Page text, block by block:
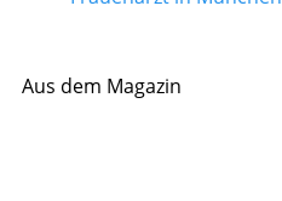
Aus dem Magazin